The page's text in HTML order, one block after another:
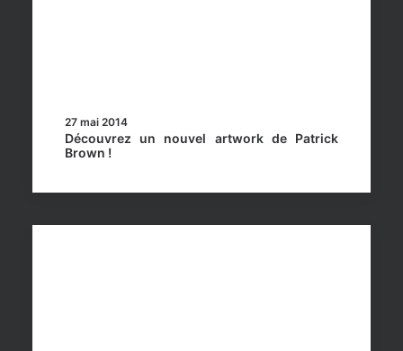
27 mai 2014
Découvrez un nouvel artwork de Patrick
Brown !